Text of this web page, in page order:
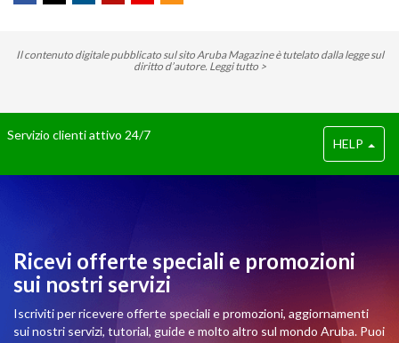
Il contenuto digitale pubblicato sul sito Aruba Magazine è tutelato dalla legge sul
diritto d’autore. Leggi tutto >
HELP
Servizio clienti attivo 24/7
Ricevi offerte speciali e promozioni
sui nostri servizi
Iscriviti per ricevere offerte speciali e promozioni, aggiornamenti
sui nostri servizi, tutorial, guide e molto altro sul mondo Aruba. Puoi